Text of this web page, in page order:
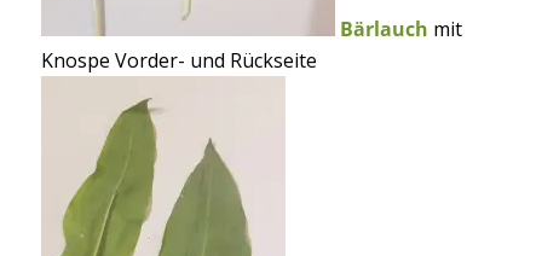
Bärlauch mit
Knospe Vorder- und Rückseite